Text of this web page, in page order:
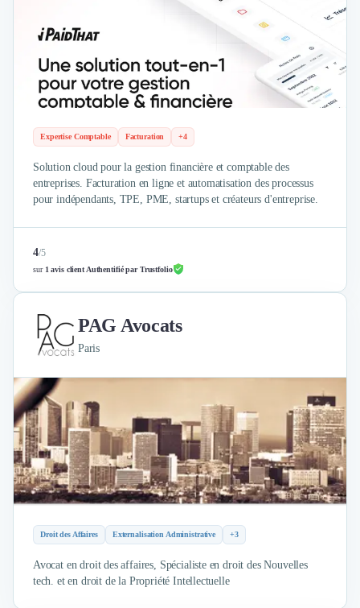
Expertise Comptable Facturation +4
Solution cloud pour la gestion financière et comptable des
entreprises. Facturation en ligne et automatisation des processus
pour indépendants, TPE, PME, startups et créateurs d'entreprise.
4/5
sur 1 avis client Authentifié par Trustfolio
PAG Avocats
Paris
Droit des Affaires Externalisation Administrative +3
Avocat en droit des affaires, Spécialiste en droit des Nouvelles
tech. et en droit de la Propriété Intellectuelle